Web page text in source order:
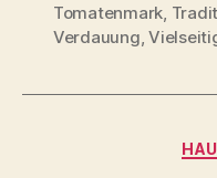
Tomatenmark,
Verdauung,